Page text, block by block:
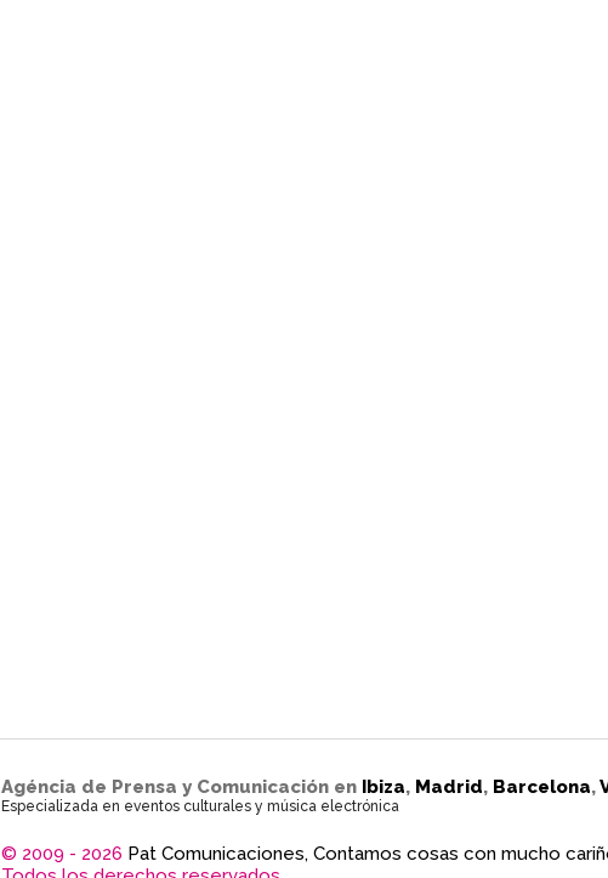
Agéncia de Prensa y Comunicación en Ibiza, Madrid, Barcelona,
Especializada en eventos culturales y música electrónica
© 2009 - 2026 Pat Comunicaciones, Contamos cosas con mucho